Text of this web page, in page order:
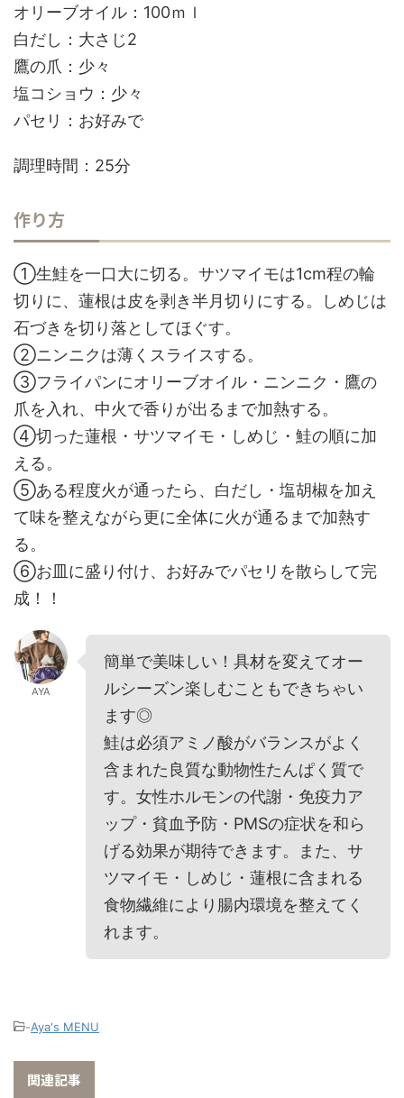
オリーブオイル：100ｍｌ
白だし：大さじ2
鷹の爪：少々
塩コショウ：少々
パセリ：お好みで
調理時間：25分
作り方
①生鮭を一口大に切る。サツマイモは1cm程の輪
切りに、蓮根は皮を剥き半月切りにする。しめじは
石づきを切り落としてほぐす。
②ニンニクは薄くスライスする。
③フライパンにオリーブオイル・ニンニク・鷹の
爪を入れ、中火で香りが出るまで加熱する。
④切った蓮根・サツマイモ・しめじ・鮭の順に加
える。
⑤ある程度火が通ったら、白だし・塩胡椒を加え
て味を整えながら更に全体に火が通るまで加熱す
る。
⑥お皿に盛り付け、お好みでパセリを散らして完
成！！
AYA
簡単で美味しい！具材を変えてオー
ルシーズン楽しむこともできちゃい
ます◎
鮭は必須アミノ酸がバランスがよく
含まれた良質な動物性たんぱく質で
す。女性ホルモンの代謝・免疫力ア
ップ・貧血予防・PMSの症状を和ら
げる効果が期待できます。また、サ
ツマイモ・しめじ・蓮根に含まれる
食物繊維により腸内環境を整えてく
れます。
-Aya's MENU
関連記事